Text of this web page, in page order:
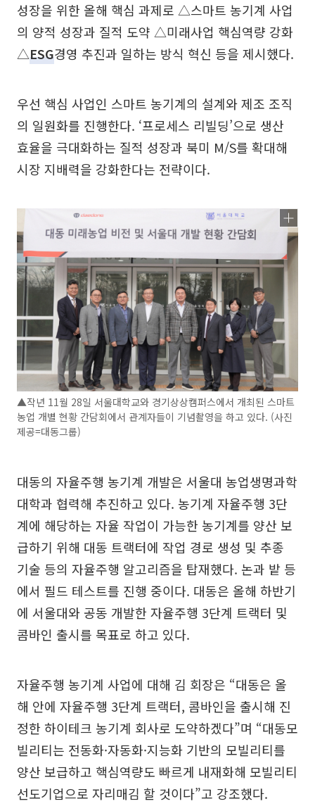
성장을 위한 올해 핵심 과제로 △스마트 농기계 사업
의 양적 성장과 질적 도약 △미래사업 핵심역량 강화
△ESG경영 추진과 일하는 방식 혁신 등을 제시했다.
우선 핵심 사업인 스마트 농기계의 설계와 제조 조직
의 일원화를 진행한다. ‘프로세스 리빌딩’으로 생산
효율을 극대화하는 질적 성장과 북미 M/S를 확대해
시장 지배력을 강화한다는 전략이다.
▲작년 11월 28일 서울대학교와 경기상상캠퍼스에서 개최된 스마트
농업 개별 현황 간담회에서 관계자들이 기념촬영을 하고 있다. (사진
제공=대동그룹)
대동의 자율주행 농기계 개발은 서울대 농업생명과학
대학과 협력해 추진하고 있다. 농기계 자율주행 3단
계에 해당하는 자율 작업이 가능한 농기계를 양산 보
급하기 위해 대동 트랙터에 작업 경로 생성 및 추종
기술 등의 자율주행 알고리즘을 탑재했다. 논과 밭 등
에서 필드 테스트를 진행 중이다. 대동은 올해 하반기
에 서울대와 공동 개발한 자율주행 3단계 트랙터 및
콤바인 출시를 목표로 하고 있다.
자율주행 농기계 사업에 대해 김 회장은 “대동은 올
해 안에 자율주행 3단계 트랙터, 콤바인을 출시해 진
정한 하이테크 농기계 회사로 도약하겠다”며 “대동모
빌리티는 전동화·자동화·지능화 기반의 모빌리티를
양산 보급하고 핵심역량도 빠르게 내재화해 모빌리티
선도기업으로 자리매김 할 것이다”고 강조했다.